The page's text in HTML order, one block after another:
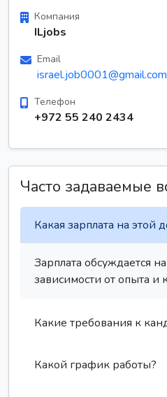
Компания
ILjobs
Email
israel.job0001@gmail.com
Телефон
+972 55 240 2434
Часто задаваемые
Какая зарплата на этой
Зарплата обсуждается
зависимости от опыта и
Какие требования к
Какой график работы?